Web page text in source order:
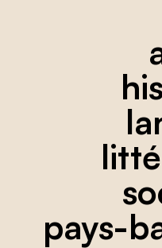
pays-